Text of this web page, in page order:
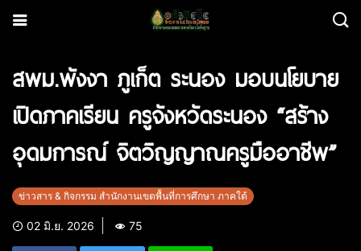
สพม.พังงา ภูเก็ต ระนอง มอบนโยบาย
เปิดภาคเรียน ครูจังหวัดระนอง “สร้าง
อุดมการณ์ จิตวิญญาณครูมืออาชีพ”
ข่าวสาร & กิจกรรม สำนักงานเขตพื้นที่การศึกษา ภาคใต้
02 มิ.ย. 2026 75